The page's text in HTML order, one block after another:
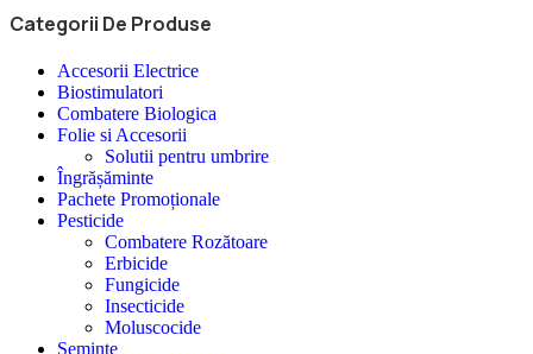
Categorii De Produse
Accesorii Electrice
Biostimulatori
Combatere Biologica
Folie si Accesorii
Solutii pentru umbrire
Îngrășăminte
Pachete Promoționale
Pesticide
Combatere Rozătoare
Erbicide
Fungicide
Insecticide
Moluscocide
Semințe